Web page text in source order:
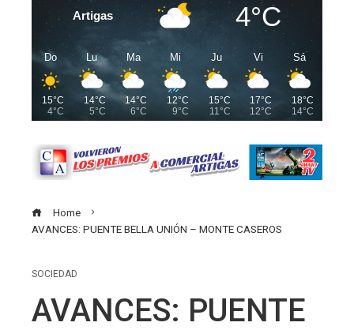
Artigas 4°C
Do
15°C
4°C
Lu
14°C
5°C
Ma
14°C
6°C
Mi
12°C
9°C
Ju
15°C
11°C
Vi
17°C
12°C
Sá
18°C
14°C
Home
AVANCES: PUENTE BELLA UNIÓN – MONTE CASEROS
SOCIEDAD
AVANCES: PUENTE